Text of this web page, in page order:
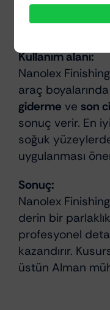
Tüm
kullanılabilir
Kullanım alanı:
Nanolex
araç boyalarında
giderme ve son
sonuç verir. En
soğuk
uygulanması
Sonuç:
Nanolex Finishing
derin bir
profesyonel
kazandırır.
üstün Alman